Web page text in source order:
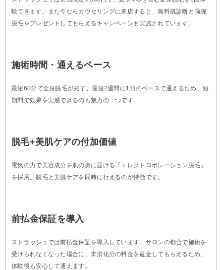
験できます。また今ならカウセリングに来店すると、無料肌診断と両腕
脱毛をプレゼントしてもらえるキャンペーンも実施されています。
施術時間・通えるペース
最短60分で全身脱毛が完了。最短2週間に1回のペースで通えるため、短
期間で効果を実感できるのも魅力の一つです。
脱毛+美肌ケアの付加価値
電気の力で美容成分を肌の奥に届ける「エレクトロポレーション脱毛」
を採用。脱毛と美肌ケアを同時に行えるのが特徴です。
前払金保証を導入
ストラッシュでは前払金保証を導入しています。サロンの都合で施術を
受けられなくなった場合に、未消化分の料金を返金してもらえるため、
体験後も安心して通えます。